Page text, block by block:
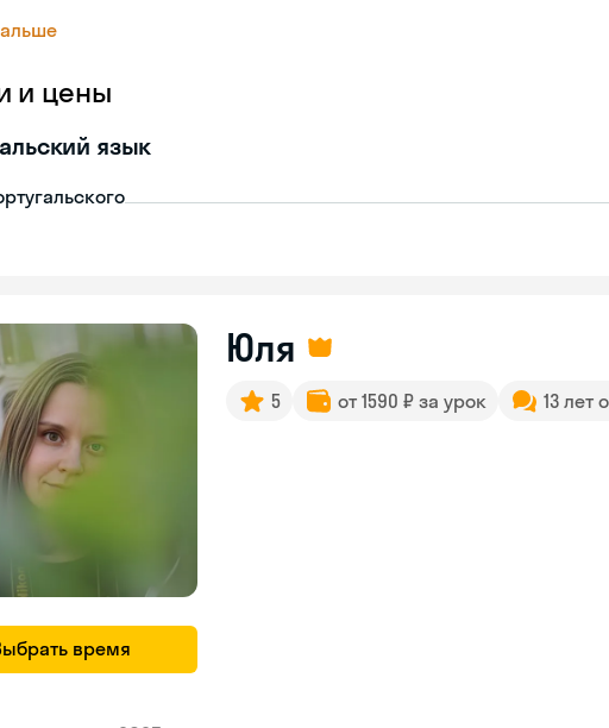
и цены
язык
время
Юля
5 от 1590 ₽ за урок 13 лет